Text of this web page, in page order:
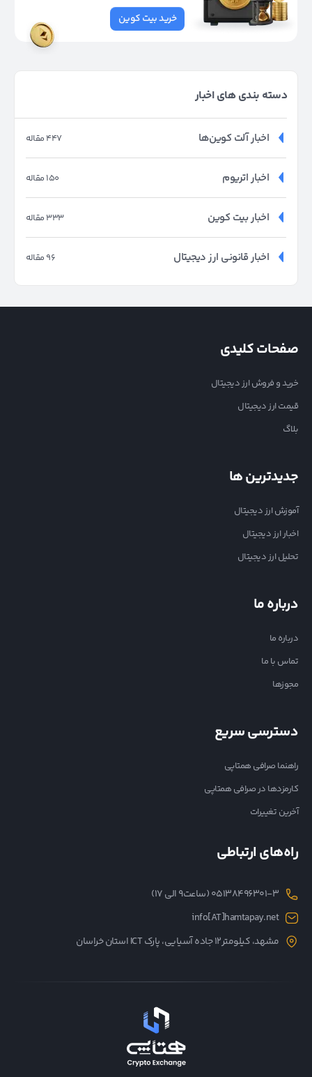
خرید بیت کوین
دسته بندی های اخبار
447 مقاله اخبار آلت کوین‌ها
150 مقاله اخبار اتریوم
333 مقاله اخبار بیت کوین
96 مقاله اخبار قانونی ارز دیجیتال
صفحات کلیدی
خرید و فروش ارز دیجیتال
قیمت ارز دیجیتال
بلاگ
جدیدترین ها
آموزش ارز دیجیتال
اخبار ارز دیجیتال
تحلیل ارز دیجیتال
درباره ما
درباره ما
تماس با ما
مجوزها
دسترسی سریع
راهنما صرافی همتاپی
کارمزدها در صرافی همتاپی
آخرین تغییرات
راه‌های ارتباطی
05138496301-3 (ساعت۹ الی ۱۷)
info[AT]hamtapay.net
مشهد، کیلومتر12 جاده آسیایی، پارک ICT استان خراسان